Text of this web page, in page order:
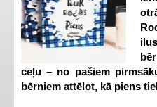
ceļu – no pašiem
bērniem attēlot, kā piens